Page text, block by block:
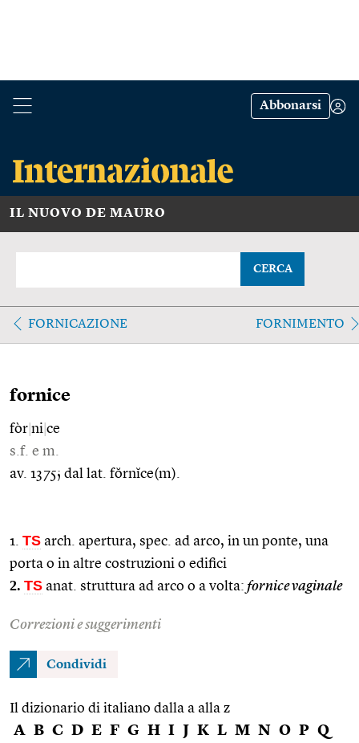
Abbonarsi
IL NUOVO DE MAURO
CERCA
FORNICAZIONE FORNIMENTO
fornice
fòr ni ce
s.f. e m.
av. 1375; dal lat. fŏrnĭce(m).
1. TS arch. apertura, spec. ad arco, in un ponte, una
porta o in altre costruzioni o edifici
2. TS anat. struttura ad arco o a volta: fornice vaginale
Correzioni e suggerimenti
Condividi
Il dizionario di italiano dalla a alla z
A B C D E F G H I J K L M N O P Q